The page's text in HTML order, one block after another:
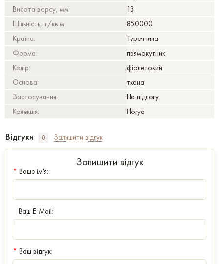
Висота ворсу, мм:
13
Щільність, т/кв.м:
850000
Країна:
Туреччина
Форма:
прямокутник
Колір:
фіолетовий
Основа:
ткана
Застосування:
На підлогу
Колекція:
Florya
Відгуки 0 Залишити відгук
Залишити відгук
* Ваше ім'я:
Ваш E-Mail:
* Ваш відгук: